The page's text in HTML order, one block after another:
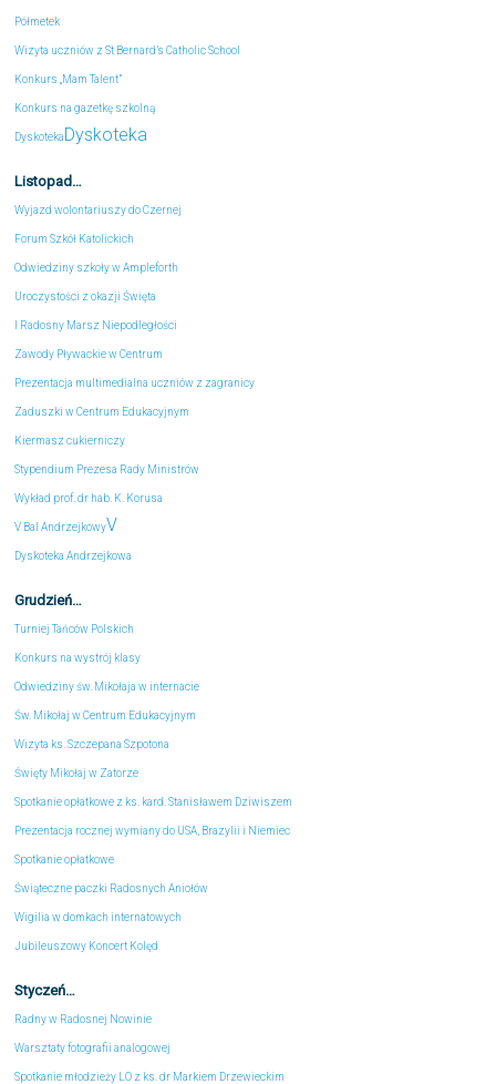
Półmetek
Wizyta uczniów z St Bernard’s Catholic School
Konkurs „Mam Talent”
Konkurs na gazetkę szkolną
DyskotekaDyskoteka
Listopad…
Wyjazd wolontariuszy do Czernej
Forum Szkół Katolickich
Odwiedziny szkoły w Ampleforth
Uroczystości z okazji Święta
I Radosny Marsz Niepodległości
Zawody Pływackie w Centrum
Prezentacja multimedialna uczniów z zagranicy
Zaduszki w Centrum Edukacyjnym
Kiermasz cukierniczy
Stypendium Prezesa Rady Ministrów
Wykład prof. dr hab. K. Korusa
V Bal AndrzejkowyV
Dyskoteka Andrzejkowa
Grudzień…
Turniej Tańców Polskich
Konkurs na wystrój klasy
Odwiedziny św. Mikołaja w internacie
Św. Mikołaj w Centrum Edukacyjnym
Wizyta ks. Szczepana Szpotona
Święty Mikołaj w Zatorze
Spotkanie opłatkowe z ks. kard. Stanisławem Dziwiszem
Prezentacja rocznej wymiany do USA, Brazylii i Niemiec
Spotkanie opłatkowe
Świąteczne paczki Radosnych Aniołów
Wigilia w domkach internatowych
Jubileuszowy Koncert Kolęd
Styczeń…
Radny w Radosnej Nowinie
Warsztaty fotografii analogowej
Spotkanie młodzieży LO z ks. dr Markiem Drzewieckim